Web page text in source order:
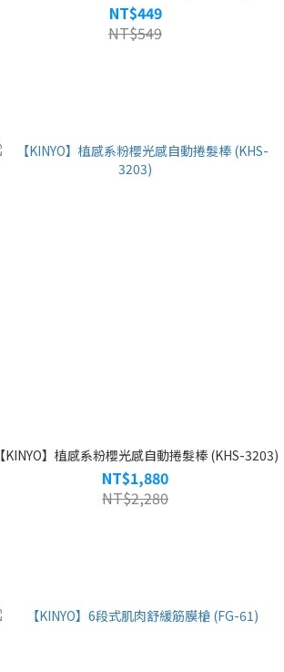
NT$449
NT$549
【KINYO】植感系粉櫻光感自動捲髮棒 (KHS-3203)
NT$1,880
NT$2,280